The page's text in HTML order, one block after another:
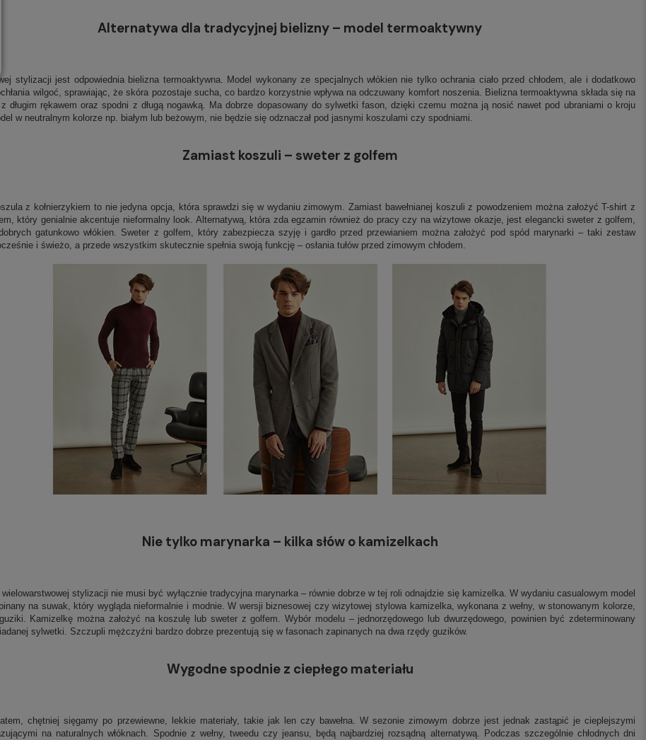
Alternatywa dla tradycyjnej bielizny – model termoaktywny
stylizacji jest odpowiednia bielizna termoaktywna. Model wykonany ze specjalnych włókien nie tylko ochrania ciało przed chłodem, ale i dodatkowo
wilgoć, sprawiając, że skóra pozostaje sucha, co bardzo korzystnie wpływa na odczuwany komfort noszenia. Bielizna termoaktywna składa się na
długim rękawem oraz spodni z długą nogawką. Ma dobrze dopasowany do sylwetki fason, dzięki czemu można ją nosić nawet pod ubraniami o kroju
w neutralnym kolorze np. białym lub beżowym, nie będzie się odznaczał pod jasnymi koszulami czy spodniami.
Zamiast koszuli – sweter z golfem
z kołnierzykiem to nie jedyna opcja, która sprawdzi się w wydaniu zimowym. Zamiast bawełnianej koszuli z powodzeniem można założyć T-shirt z
który genialnie akcentuje nieformalny look. Alternatywą, która zda egzamin również do pracy czy na wizytowe okazje, jest elegancki sweter z golfem,
gatunkowo włókien. Sweter z golfem, który zabezpiecza szyję i gardło przed przewianiem można założyć pod spód marynarki – taki zestaw
i świeżo, a przede wszystkim skutecznie spełnia swoją funkcję – osłania tułów przed zimowym chłodem.
Nie tylko marynarka – kilka słów o kamizelkach
wielowarstwowej stylizacji nie musi być wyłącznie tradycyjna marynarka – równie dobrze w tej roli odnajdzie się kamizelka. W wydaniu casualowym model
na suwak, który wygląda nieformalnie i modnie. W wersji biznesowej czy wizytowej stylowa kamizelka, wykonana z wełny, w stonowanym kolorze,
Kamizelkę można założyć na koszulę lub sweter z golfem. Wybór modelu – jednorzędowego lub dwurzędowego, powinien być zdeterminowany
sylwetki. Szczupli mężczyźni bardzo dobrze prezentują się w fasonach zapinanych na dwa rzędy guzików.
Wygodne spodnie z ciepłego materiału
chętniej sięgamy po przewiewne, lekkie materiały, takie jak len czy bawełna. W sezonie zimowym dobrze jest jednak zastąpić je cieplejszymi
na naturalnych włóknach. Spodnie z wełny, tweedu czy jeansu, będą najbardziej rozsądną alternatywą. Podczas szczególnie chłodnych dni